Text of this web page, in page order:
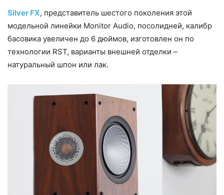
Silver FX, представитель шестого поколения этой
модельной линейки Monitor Audio, посолидней, калибр
басовика увеличен до 6 дюймов, изготовлен он по
технологии RST, варианты внешней отделки –
натуральный шпон или лак.